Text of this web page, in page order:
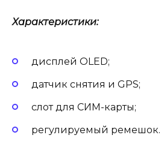
Характеристики:
дисплей OLED;
датчик снятия и GPS;
слот для СИМ-карты;
регулируемый ремешок.